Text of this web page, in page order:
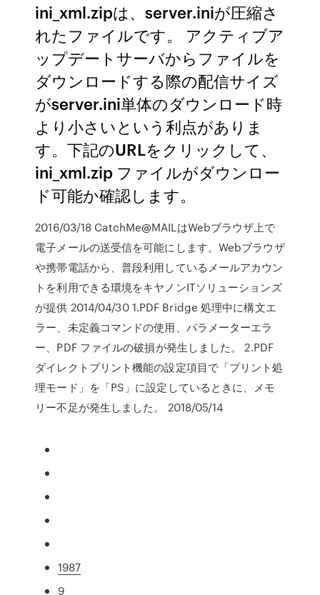
ini_xml.zipは、server.iniが圧縮さ
れたファイルです。 アクティブア
ップデートサーバからファイルを
ダウンロードする際の配信サイズ
がserver.ini単体のダウンロード時
より小さいという利点がありま
す。下記のURLをクリックして、
ini_xml.zip ファイルがダウンロー
ド可能か確認します。
2016/03/18 CatchMe@MAILはWebブラウザ上で
電子メールの送受信を可能にします。Webブラウザ
や携帯電話から、普段利用しているメールアカウン
トを利用できる環境をキヤノンITソリューションズ
が提供 2014/04/30 1.PDF Bridge 処理中に構文エ
ラー、未定義コマンドの使用、パラメーターエラ
ー、PDF ファイルの破損が発生しました。 2.PDF
ダイレクトプリント機能の設定項目で「プリント処
理モード」を「PS」に設定しているときに、メモ
リー不足が発生しました。 2018/05/14
1987
9